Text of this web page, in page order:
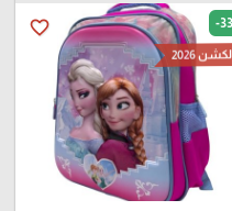
favorite_border -
2026